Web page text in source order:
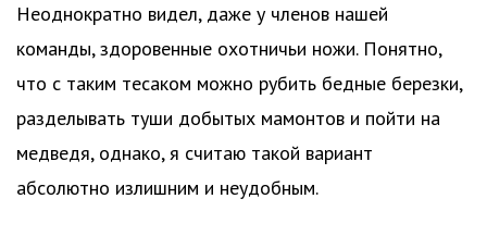
Неоднократно видел, даже у членов нашей
команды, здоровенные охотничьи ножи. Понятно,
что с таким тесаком можно рубить бедные березки,
разделывать туши добытых мамонтов и пойти на
медведя, однако, я считаю такой вариант
абсолютно излишним и неудобным.